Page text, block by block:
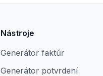
Nástroje
Generátor faktúr
Generátor potvrdení